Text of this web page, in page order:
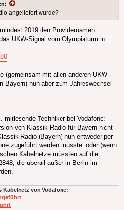
angeliefert wurde?
2019 den Providernamen
UKW-Signal vom Olympiaturm in
(gemeinsam mit allen anderen UKW-
Bayern) nun aber zum Jahreswechsel
mitlesende Techniker bei Vodafone:
von Klassik Radio für Bayern nicht
Radio (Bayern) nun entweder per
zugeführt werden müsste, oder (wenn
Kabelnetze müssten auf die
die überall außer in Berlin im
Kabelnetz von Vodafone: